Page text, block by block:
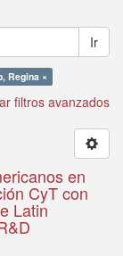
Ir
Regina ×
filtros avanzados
en
CyT con
Latin